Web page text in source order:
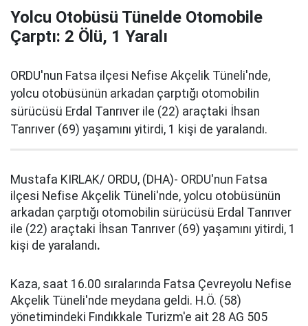
Yolcu Otobüsü Tünelde Otomobile
Çarptı: 2 Ölü, 1 Yaralı
ORDU'nun Fatsa ilçesi Nefise Akçelik Tüneli'nde,
yolcu otobüsünün arkadan çarptığı otomobilin
sürücüsü Erdal Tanrıver ile (22) araçtaki İhsan
Tanrıver (69) yaşamını yitirdi, 1 kişi de yaralandı.
Mustafa KIRLAK/ ORDU, (DHA)- ORDU'nun Fatsa
ilçesi Nefise Akçelik Tüneli'nde, yolcu otobüsünün
arkadan çarptığı otomobilin sürücüsü Erdal Tanrıver
ile (22) araçtaki İhsan Tanrıver (69) yaşamını yitirdi, 1
kişi de yaralandı.
Kaza, saat 16.00 sıralarında Fatsa Çevreyolu Nefise
Akçelik Tüneli'nde meydana geldi. H.Ö. (58)
yönetimindeki Fındıkkale Turizm'e ait 28 AG 505